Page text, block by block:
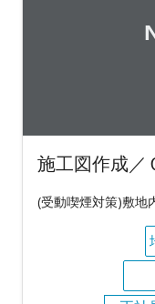
施工図作成／
(受動喫煙対策)敷地